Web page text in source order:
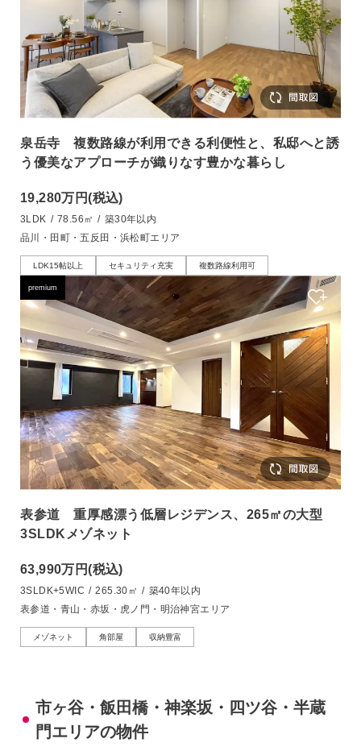
泉岳寺 複数路線が利用できる利便性と、私邸へと誘
う優美なアプローチが織りなす豊かな暮らし
19,280万円(税込)
3LDK / 78.56㎡ / 築30年以内
品川・田町・五反田・浜松町エリア
LDK15帖以上 セキュリティ充実 複数路線利用可
premium
表参道 重厚感漂う低層レジデンス、265㎡の大型
3SLDKメゾネット
63,990万円(税込)
3SLDK+5WIC / 265.30㎡ / 築40年以内
表参道・青山・赤坂・虎ノ門・明治神宮エリア
メゾネット 角部屋 収納豊富
市ヶ谷・飯田橋・神楽坂・四ツ谷・半蔵
門エリアの物件